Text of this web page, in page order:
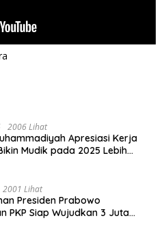
2006 Lihat
Apresiasi Kerja
Mudik pada 2025 Lebih
2001 Lihat
Presiden Prabowo
PKP Siap Wujudkan 3 Juta